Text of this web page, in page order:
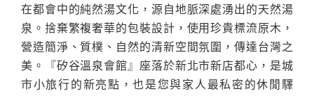
在都會中的純然湯文化，源自地脈深處湧出的天然湯
泉。捨棄繁複奢華的包裝設計，使用珍貴標流原木，
營造簡淨、質樸、自然的清新空間氛圍，傳達台灣之
美。『矽谷溫泉會館』座落於新北市新店都心，是城
市小旅行的新亮點，也是您與家人最私密的休閒驛